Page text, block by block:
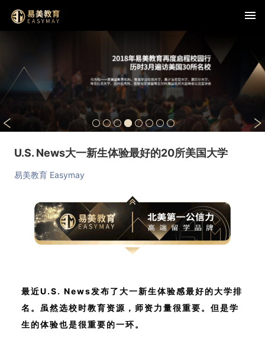
U.S. News大一新生体验最好的20所美国大学
易美教育 Easymay
最近U.S. News发布了大一新生体验感最好的大学排
名。虽然选校时教育资源，师资力量很重要。但是学
生的体验也是很重要的一环。